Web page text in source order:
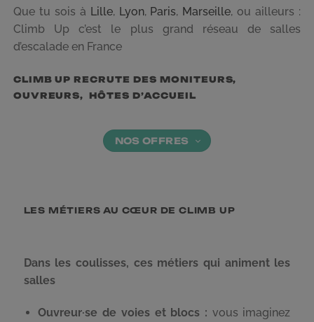
Que tu sois à Lille, Lyon, Paris, Marseille, ou ailleurs :
Climb Up c’est le plus grand réseau de salles
d’escalade en France
CLIMB UP RECRUTE DES MONITEURS,
OUVREURS, HÔTES D’ACCUEIL
NOS OFFRES
LES MÉTIERS AU CŒUR DE CLIMB UP
Dans les coulisses, ces métiers qui animent les
salles
Ouvreur·se de voies et blocs : vous imaginez